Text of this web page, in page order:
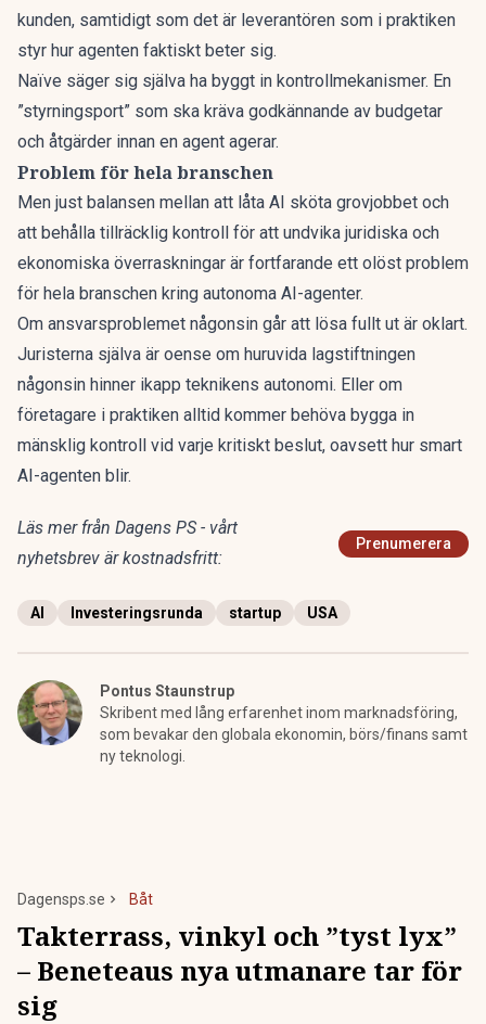
kunden, samtidigt som det är leverantören som i praktiken
styr hur agenten faktiskt beter sig.
Naïve säger sig själva ha byggt in kontrollmekanismer. En
”styrningsport” som ska kräva godkännande av budgetar
och åtgärder innan en agent agerar.
Problem för hela branschen
Men just balansen mellan att låta AI sköta grovjobbet och
att behålla tillräcklig kontroll för att undvika juridiska och
ekonomiska överraskningar är fortfarande ett olöst problem
för hela branschen kring autonoma AI-agenter.
Om ansvarsproblemet någonsin går att lösa fullt ut är oklart.
Juristerna själva är oense om huruvida lagstiftningen
någonsin hinner ikapp teknikens autonomi. Eller om
företagare i praktiken alltid kommer behöva bygga in
mänsklig kontroll vid varje kritiskt beslut, oavsett hur smart
AI-agenten blir.
Läs mer från Dagens PS - vårt
nyhetsbrev är kostnadsfritt:
Prenumerera
AI Investeringsrunda startup USA
Pontus Staunstrup
Skribent med lång erfarenhet inom marknadsföring,
som bevakar den globala ekonomin, börs/finans samt
ny teknologi.
Dagensps.se Båt
Takterrass, vinkyl och ”tyst lyx”
– Beneteaus nya utmanare tar för
sig